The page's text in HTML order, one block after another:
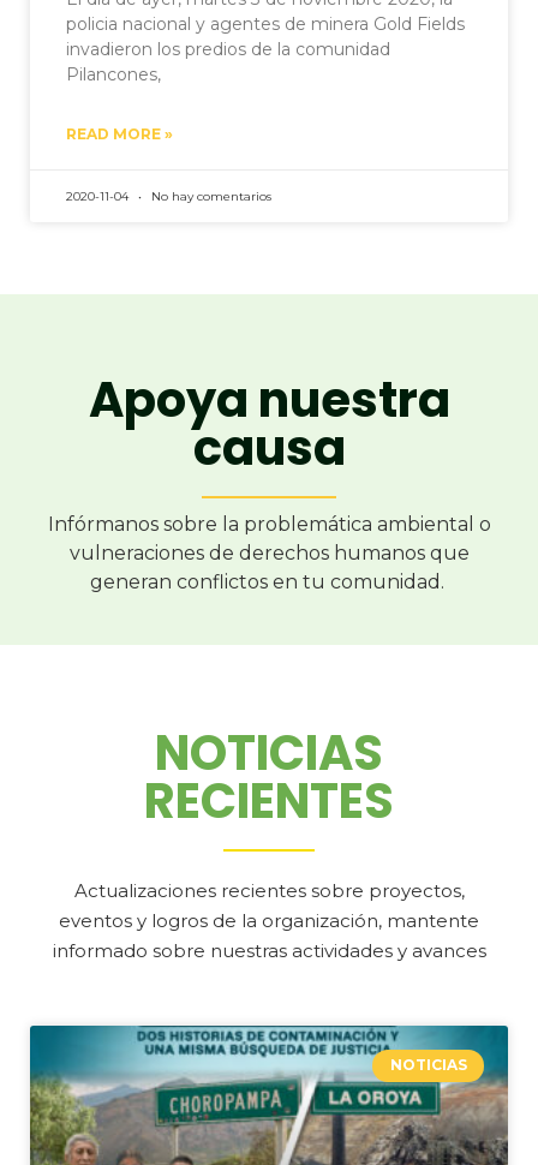
policia nacional y agentes de minera Gold Fields
invadieron los predios de la comunidad
Pilancones,
READ MORE »
2020-11-04 No hay comentarios
Apoya nuestra
causa
Infórmanos sobre la problemática ambiental o
vulneraciones de derechos humanos que
generan conflictos en tu comunidad.
NOTICIAS
RECIENTES
Actualizaciones recientes sobre proyectos,
eventos y logros de la organización, mantente
informado sobre nuestras actividades y avances
NOTICIAS